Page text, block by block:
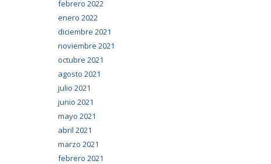
febrero 2022
enero 2022
diciembre 2021
noviembre 2021
octubre 2021
agosto 2021
julio 2021
junio 2021
mayo 2021
abril 2021
marzo 2021
febrero 2021